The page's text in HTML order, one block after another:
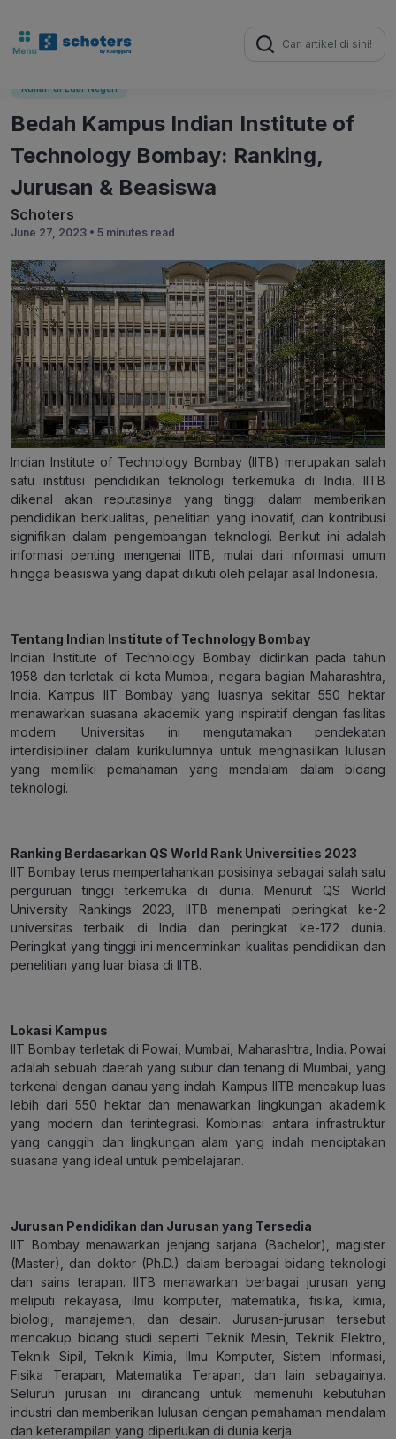
Search
for:
Kuliah di Luar Negeri
Bedah Kampus Indian Institute of
Technology Bombay: Ranking,
Jurusan & Beasiswa
Schoters
June 27, 2023 • 5 minutes read
Indian Institute of Technology Bombay (IITB) merupakan salah
satu institusi pendidikan teknologi terkemuka di India. IITB
dikenal akan reputasinya yang tinggi dalam memberikan
pendidikan berkualitas, penelitian yang inovatif, dan kontribusi
signifikan dalam pengembangan teknologi. Berikut ini adalah
informasi penting mengenai IITB, mulai dari informasi umum
hingga beasiswa yang dapat diikuti oleh pelajar asal Indonesia.
Tentang Indian Institute of Technology Bombay
Indian Institute of Technology Bombay didirikan pada tahun
1958 dan terletak di kota Mumbai, negara bagian Maharashtra,
India. Kampus IIT Bombay yang luasnya sekitar 550 hektar
menawarkan suasana akademik yang inspiratif dengan fasilitas
modern. Universitas ini mengutamakan pendekatan
interdisipliner dalam kurikulumnya untuk menghasilkan lulusan
yang memiliki pemahaman yang mendalam dalam bidang
teknologi.
Ranking Berdasarkan QS World Rank Universities 2023
IIT Bombay terus mempertahankan posisinya sebagai salah satu
perguruan tinggi terkemuka di dunia. Menurut QS World
University Rankings 2023, IITB menempati peringkat ke-2
universitas terbaik di India dan peringkat ke-172 dunia.
Peringkat yang tinggi ini mencerminkan kualitas pendidikan dan
penelitian yang luar biasa di IITB.
Lokasi Kampus
IIT Bombay terletak di Powai, Mumbai, Maharashtra, India. Powai
adalah sebuah daerah yang subur dan tenang di Mumbai, yang
terkenal dengan danau yang indah. Kampus IITB mencakup luas
lebih dari 550 hektar dan menawarkan lingkungan akademik
yang modern dan terintegrasi. Kombinasi antara infrastruktur
yang canggih dan lingkungan alam yang indah menciptakan
suasana yang ideal untuk pembelajaran.
Jurusan Pendidikan dan Jurusan yang Tersedia
IIT Bombay menawarkan jenjang sarjana (Bachelor), magister
(Master), dan doktor (Ph.D.) dalam berbagai bidang teknologi
dan sains terapan. IITB menawarkan berbagai jurusan yang
meliputi rekayasa, ilmu komputer, matematika, fisika, kimia,
biologi, manajemen, dan desain. Jurusan-jurusan tersebut
mencakup bidang studi seperti Teknik Mesin, Teknik Elektro,
Teknik Sipil, Teknik Kimia, Ilmu Komputer, Sistem Informasi,
Fisika Terapan, Matematika Terapan, dan lain sebagainya.
Seluruh jurusan ini dirancang untuk memenuhi kebutuhan
industri dan memberikan lulusan dengan pemahaman mendalam
dan keterampilan yang diperlukan di dunia kerja.